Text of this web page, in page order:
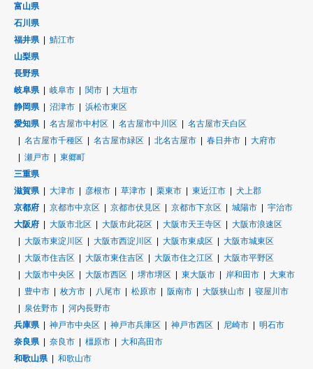
富山県
石川県
福井県
鯖江市
山梨県
長野県
岐阜県
岐阜市 関市
大垣市
静岡県
沼津市
浜松市東区
愛知県
名古屋市中村区 名古屋市中川区
名古屋市天白区
名古屋市千種区
名古屋市緑区 北名古屋市 春日井市
大府市
瀬戸市
東郷町
三重県
滋賀県
大津市 彦根市 草津市 栗東市 東近江市
犬上郡
京都府
京都市中京区 京都市伏見区 京都市下京区 城陽市
宇治市
大阪府
大阪市北区 大阪市此花区 大阪市天王寺区
大阪市浪速区
大阪市東淀川区
大阪市西淀川区 大阪市東成区
大阪市城東区
大阪市住吉区
大阪市東住吉区 大阪市住之江区
大阪市平野区
大阪市中央区
大阪市西区 堺市堺区 東大阪市 岸和田市
大東市
豊中市
枚方市 八尾市 松原市 阪南市 大阪狭山市
寝屋川市
泉佐野市
河内長野市
兵庫県
神戸市中央区 神戸市兵庫区 神戸市西区 尼崎市
明石市
奈良県
奈良市 橿原市
大和高田市
和歌山県
和歌山市